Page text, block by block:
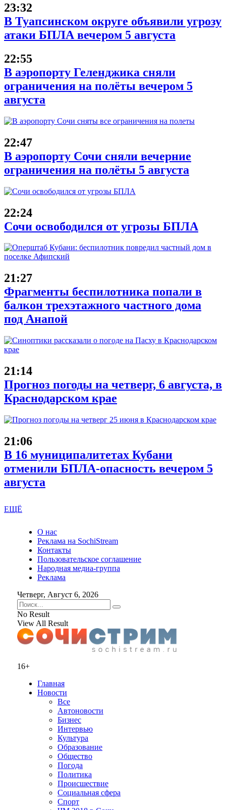
23:32
В Туапсинском округе объявили угрозу
атаки БПЛА вечером 5 августа
22:55
В аэропорту Геленджика сняли
ограничения на полёты вечером 5
августа
22:47
В аэропорту Сочи сняли вечерние
ограничения на полёты 5 августа
22:24
Сочи освободился от угрозы БПЛА
21:27
Фрагменты беспилотника попали в
балкон трехэтажного частного дома
под Анапой
21:14
Прогноз погоды на четверг, 6 августа, в
Краснодарском крае
21:06
В 16 муниципалитетах Кубани
отменили БПЛА-опасность вечером 5
августа
ЕЩЁ
О нас
Реклама на SochiStream
Контакты
Пользовательское соглашение
Народная медиа-группа
Реклама
Четверг, Август 6, 2026
No Result
View All Result
16+
Главная
Новости
Все
Автоновости
Бизнес
Интервью
Культура
Образование
Общество
Погода
Политика
Происшествие
Социальная сфера
Спорт